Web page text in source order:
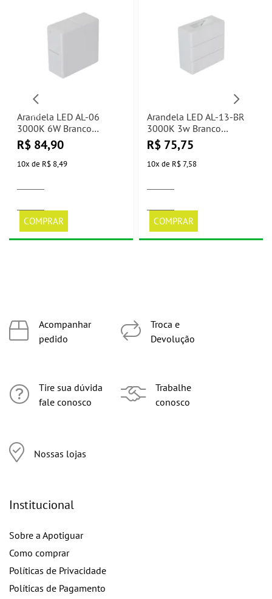
Arandela LED AL-06
3000K 6W Branco
Nitrolux
R$ 84,90
10x de R$ 8,49
COMPRAR
Arandela LED AL-13-BR
3000K 3w Branco
Nitrolux
R$ 75,75
10x de R$ 7,58
COMPRAR
Acompanhar
pedido
Tire sua dúvida
fale conosco
Nossas lojas
Troca e
Devolução
Trabalhe
conosco
Institucional
Sobre a Apotiguar
Como comprar
Políticas de Privacidade
Políticas de Pagamento